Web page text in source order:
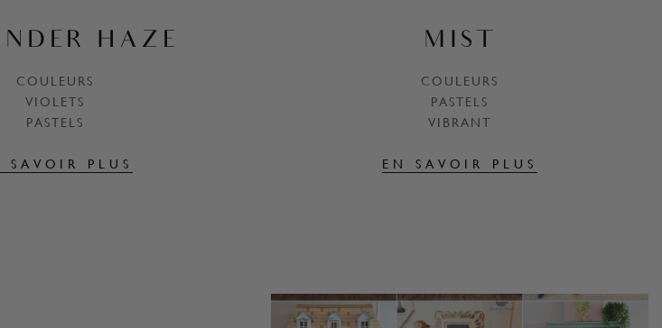
HAZE
COULEURS
VIOLETS
PASTELS
SAVOIR PLUS
MIST
COULEURS
PASTELS
VIBRANT
EN SAVOIR PLUS